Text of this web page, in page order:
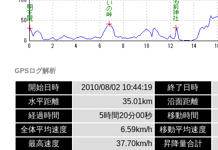
GPSログ解析
開始日時 2010/08/02 10:44:19
終了日時
水平距離
35.01km
沿面距離
経過時間
5時間20分00秒
移動時間
全体平均速度
6.59km/h
移動平均速度
最高速度
37.70km/h
昇降量合計